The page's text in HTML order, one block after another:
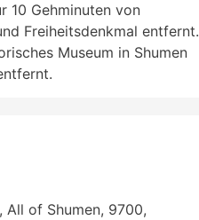
10 Gehminuten von
Freiheitsdenkmal entfernt.
Museum in Shumen
All of Shumen, 9700,